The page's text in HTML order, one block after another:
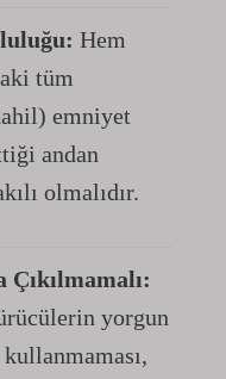
Hem
tüm
emniyet
andan
olmalıdır.
Çıkılmamalı:
yorgun